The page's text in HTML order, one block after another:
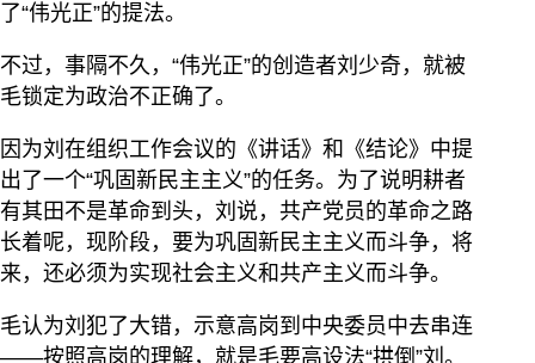
了“伟光正”的提法。
不过，事隔不久，“伟光正”的创造者刘少奇，就被
毛锁定为政治不正确了。
因为刘在组织工作会议的《讲话》和《结论》中提
出了一个“巩固新民主主义”的任务。为了说明耕者
有其田不是革命到头，刘说，共产党员的革命之路
长着呢，现阶段，要为巩固新民主主义而斗争，将
来，还必须为实现社会主义和共产主义而斗争。
毛认为刘犯了大错，示意高岗到中央委员中去串连
——按照高岗的理解，就是毛要高设法“拱倒”刘。